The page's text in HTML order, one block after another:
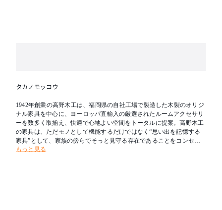
タカノモッコウ
1942年創業の高野木工は、福岡県の自社工場で製造した木製のオリジ
ナル家具を中心に、ヨーロッパ直輸入の厳選されたルームアクセサリ
ーを数多く取揃え、快適で心地よい空間をトータルに提案。高野木工
の家具は、ただモノとして機能するだけではなく“思い出を記憶する
家具”として、家族の傍らでそっと見守る存在であることをコンセプ
トにしています。
もっと見る